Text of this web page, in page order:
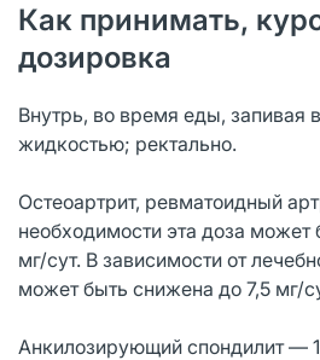
Как принимать,
дозировка
Внутрь, во время еды, запивая
жидкостью; ректально.
Остеоартрит, ревматоидный
необходимости эта доза может
мг/сут. В зависимости от
может быть снижена до 7,5 мг/
Анкилозирующий спондилит —